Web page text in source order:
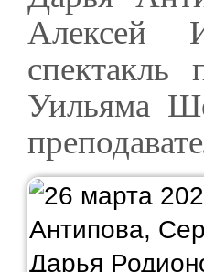
Алексей
Уильяма